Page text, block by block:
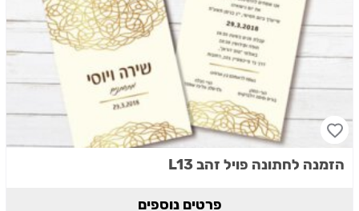
הזמנה לחתונה פויל זהב L13
פרטים נוספים